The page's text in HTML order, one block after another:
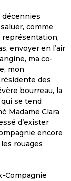
comme
représentation,
envoyer en l’air
ma co-
mon
des
bourreau, la
se tend
Madame Clara
d’exister
encore
rouages
Compagnie